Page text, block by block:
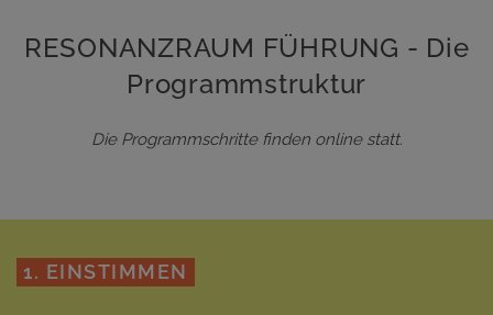
RESONANZRAUM FÜHRUNG - Die
Programmstruktur
Die Programmschritte finden online statt.
1. EINSTIMMEN